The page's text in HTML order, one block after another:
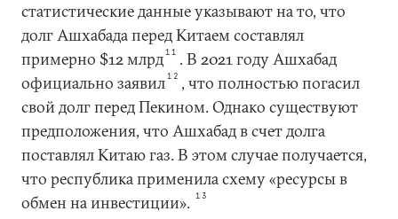
статистические данные указывают на то, что
долг Ашхабада перед Китаем составлял
примерно $12 млрд11 . В 2021 году Ашхабад
официально заявил12 , что полностью погасил
свой долг перед Пекином. Однако существуют
предположения, что Ашхабад в счет долга
поставлял Китаю газ. В этом случае получается,
что республика применила схему «ресурсы в
обмен на инвестиции». 13